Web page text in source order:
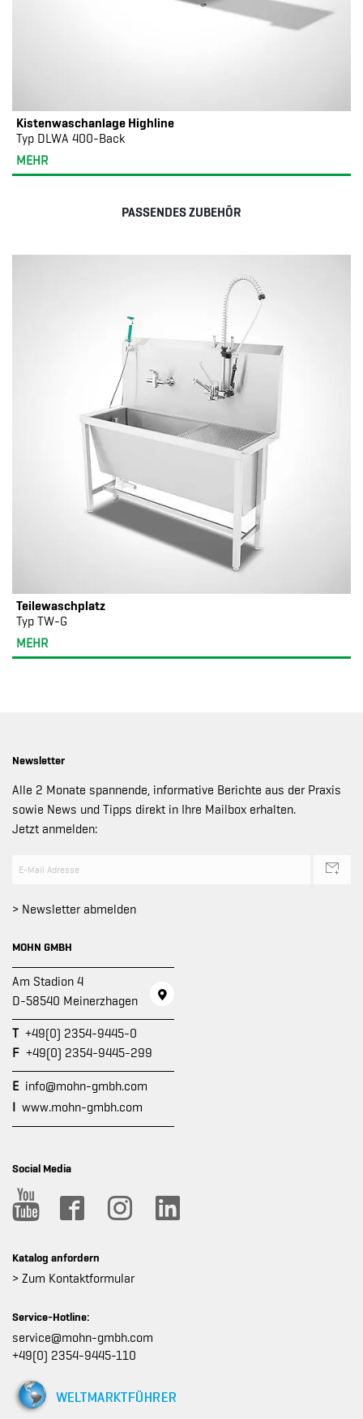
Kistenwaschanlage Highline
Typ DLWA 400-Back
MEHR
PASSENDES ZUBEHÖR
Teilewaschplatz
Typ TW-G
MEHR
Newsletter
Alle 2 Monate spannende, informative Berichte aus der Praxis
sowie News und Tipps direkt in Ihre Mailbox erhalten.
Jetzt anmelden:
> Newsletter abmelden
MOHN GMBH
Am Stadion 4
D-58540 Meinerzhagen
T +49(0) 2354-9445-0
F +49(0) 2354-9445-299
E info@mohn-gmbh.com
I www.mohn-gmbh.com
Social Media
Katalog anfordern
> Zum Kontaktformular
Service-Hotline:
service@mohn-gmbh.com
+49(0) 2354-9445-110